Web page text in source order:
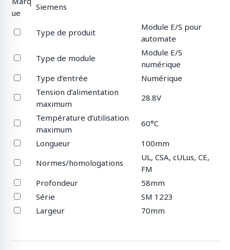
ue
Siemens
Type de produit
Module E/S pour
automate
Type de module
Module E/S
numérique
Type d’entrée
Numérique
Tension d’alimentation
maximum
28.8V
Température d’utilisation
maximum
60°C
Longueur
100mm
Normes/homologations
UL, CSA, cULus, CE,
FM
Profondeur
58mm
Série
SM 1223
Largeur
70mm